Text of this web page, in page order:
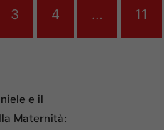
3 4 … 11
e il
Maternità: